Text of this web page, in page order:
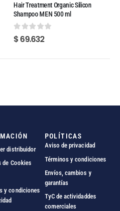
Hair Treatment Organic Silicon
Shampoo MEN 500 ml
0 out of 5
$69.632
distribuidor
de Cookies
y condiciones
POLÍTICAS
Aviso de privacidad
Términos y condiciones
Envíos, cambios y
garantías
TyC de actividaddes
comerciales